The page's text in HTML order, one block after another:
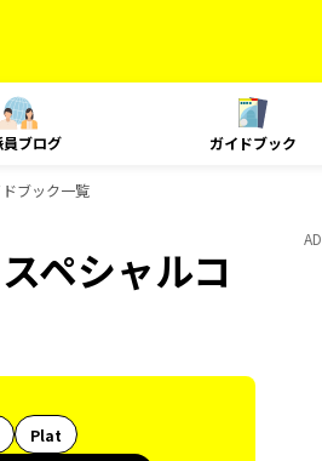
ブログ ガイドブック
ブック一覧
ペシャルコ
Plat
AD